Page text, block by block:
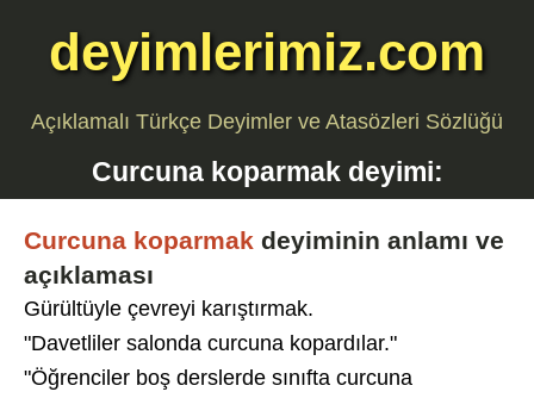
deyimlerimiz.com
Açıklamalı Türkçe Deyimler ve Atasözleri Sözlüğü
Curcuna koparmakdeyimi:
Curcuna koparmak deyiminin anlamı ve
açıklaması
Gürültüyle çevreyi karıştırmak.
"Davetliler salonda curcuna kopardılar."
"Öğrenciler boş derslerde sınıfta curcuna